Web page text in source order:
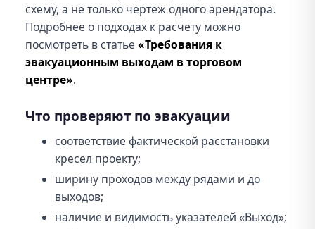
схему, а не только чертеж одного арендатора.
Подробнее о подходах к расчету можно
посмотреть в статье «Требования к
эвакуационным выходам в торговом
центре».
Что проверяют по эвакуации
соответствие фактической расстановки
кресел проекту;
ширину проходов между рядами и до
выходов;
наличие и видимость указателей «Выход»;